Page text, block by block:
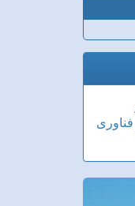
فناوری